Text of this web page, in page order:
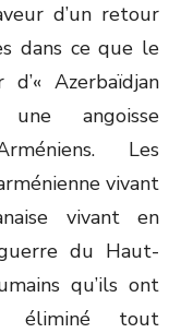
d’un retour
dans ce que le
Azerbaïdjan
angoisse
Les
vivant
vivant en
du Haut-
qu’ils ont
éliminé tout